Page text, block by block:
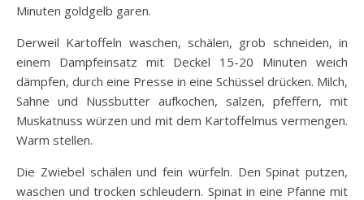
Minuten goldgelb garen.
Derweil Kartoffeln waschen, schälen, grob schneiden, in
einem Dampfeinsatz mit Deckel 15-20 Minuten weich
dämpfen, durch eine Presse in eine Schüssel drücken. Milch,
Sahne und Nussbutter aufkochen, salzen, pfeffern, mit
Muskatnuss würzen und mit dem Kartoffelmus vermengen.
Warm stellen.
Die Zwiebel schälen und fein würfeln. Den Spinat putzen,
waschen und trocken schleudern. Spinat in eine Pfanne mit